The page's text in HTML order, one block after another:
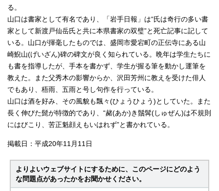
る。
山口は書家として有名であり、「岩手日報」は“氏は奇行の多い書
家として新渡戸仙岳氏と共に本県書家の双璧”と死亡記事に記して
いる。山口が揮毫したものでは、盛岡市愛宕町の正伝寺にある山
崎鯢山(げいざん)碑の碑文が良く知られている。晩年は学生たちに
も書を指導したが、手本を書かず、学生が握る筆を動かし運筆を
教えた。また父秀木の影響からか、沢田芳州に教えを受けた俳人
でもあり、梧雨、五雨と号し句作を行っている。
山口は酒を好み、その風貌も飄々(ひょうひょう)としていた。また
長く伸びた髭が特徴的であり、“赭(あか)き鬚髯(しゅぜん)は不規則
にはびこり、苦正魁顔えもいはれず”と書かれている。
掲載日：平成20年11月11日
よりよいウェブサイトにするために、このページにどのよう
な問題点があったかをお聞かせください。